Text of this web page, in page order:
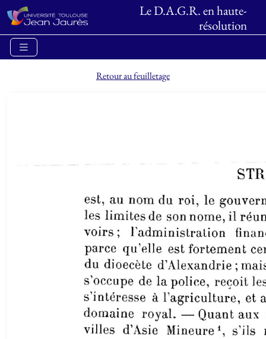
Le D.A.G.R. en haute-
résolution
Retour au feuilletage